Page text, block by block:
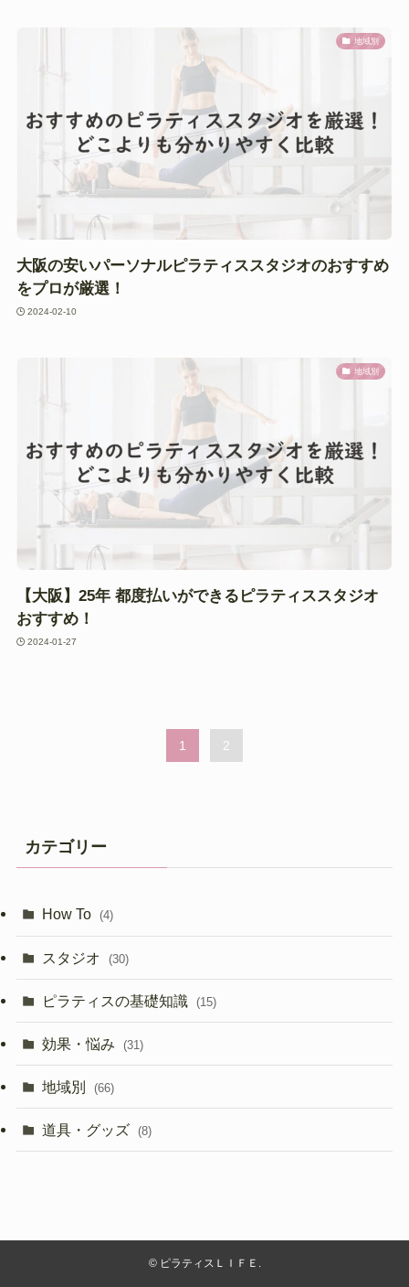
地域別
大阪の安いパーソナルピラティススタジオのおすすめ
をプロが厳選！
2024-02-10
地域別
【大阪】25年 都度払いができるピラティススタジオ
おすすめ！
2024-01-27
1 2
カテゴリー
How To (4)
スタジオ (30)
ピラティスの基礎知識 (15)
効果・悩み (31)
地域別 (66)
道具・グッズ (8)
©ピラティスＬＩＦＥ.